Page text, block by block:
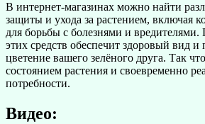
В интернет-магазинах можно найти
защиты и ухода за растением, включая
для борьбы с болезнями и
этих средств обеспечит здоровый вид и
цветение вашего зелёного друга. Так
состоянием растения и своевременно
потребности.
Видео: